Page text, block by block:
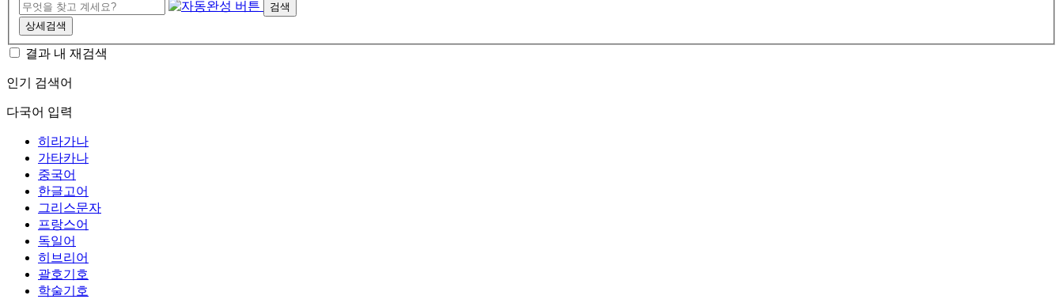
검색
상세검색
결과 내 재검색
인기 검색어
다국어 입력
히라가나
가타카나
중국어
한글고어
그리스문자
프랑스어
독일어
히브리어
괄호기호
학술기호